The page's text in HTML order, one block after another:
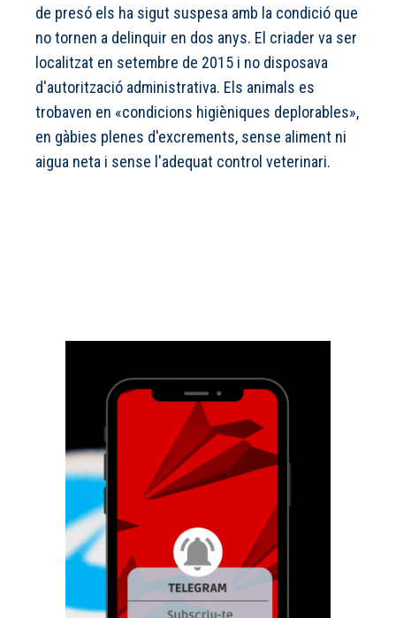
de presó els ha sigut suspesa amb la condició que
no tornen a delinquir en dos anys. El criader va ser
localitzat en setembre de 2015 i no disposava
d'autorització administrativa. Els animals es
trobaven en «condicions higièniques deplorables»,
en gàbies plenes d'excrements, sense aliment ni
aigua neta i sense l'adequat control veterinari.